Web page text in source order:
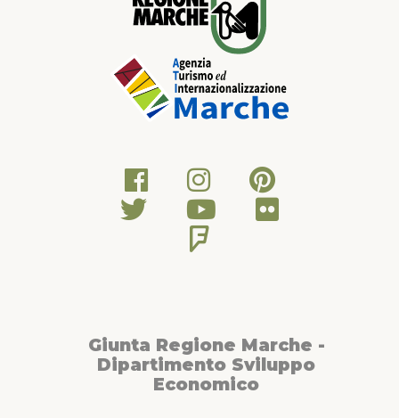
Giunta Regione Marche -
Dipartimento Sviluppo
Economico